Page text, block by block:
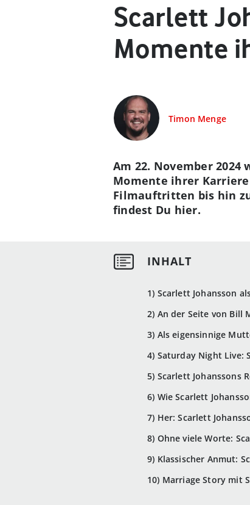
Scarlett
Momente
Timon Menge
1) Scarlett Johansson
2) An der Seite von Bill
3) Als eigensinnige
4) Saturday Night Live:
5) Scarlett Johanssons
6) Wie Scarlett
7) Her: Scarlett
8) Ohne viele Worte:
9) Klassischer Anmut:
10) Marriage Story mit
Am 22. November 2024
Momente ihrer
Filmauftritten bis hin
findest Du hier.